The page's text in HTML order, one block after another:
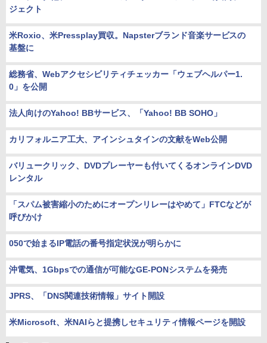
ジェクト
米Roxio、米Pressplay買収。Napsterブランド音楽サービスの
基盤に
総務省、Webアクセシビリティチェッカー「ウェブヘルパー1.
0」を公開
法人向けのYahoo! BBサービス、「Yahoo! BB SOHO」
カリフォルニア工大、アインシュタインの文献をWeb公開
バリュークリック、DVDプレーヤーも付いてくるオンラインDVD
レンタル
「スパム被害縮小のためにオープンリレーはやめて」FTCなどが
呼びかけ
050で始まるIP電話の番号指定状況が明らかに
沖電気、1Gbpsでの通信が可能なGE-PONシステムを発売
JPRS、「DNS関連技術情報」サイト開設
米Microsoft、米NAIらと提携しセキュリティ情報ページを開設